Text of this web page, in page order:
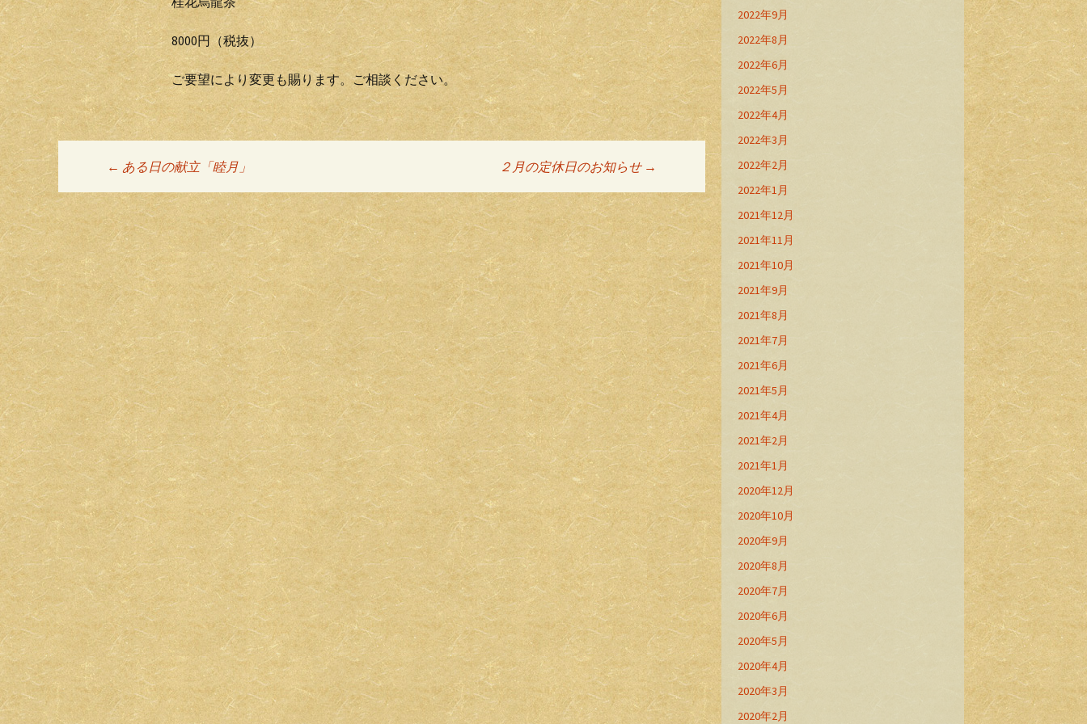
8000円（税抜）
ご要望により変更も賜ります。ご相談ください。
投稿ナビゲーション
← ある日の献立「睦月」 ２月の定休日のお知らせ →
2022年9月
2022年8月
2022年6月
2022年5月
2022年4月
2022年3月
2022年2月
2022年1月
2021年12月
2021年11月
2021年10月
2021年9月
2021年8月
2021年7月
2021年6月
2021年5月
2021年4月
2021年2月
2021年1月
2020年12月
2020年10月
2020年9月
2020年8月
2020年7月
2020年6月
2020年5月
2020年4月
2020年3月
2020年2月